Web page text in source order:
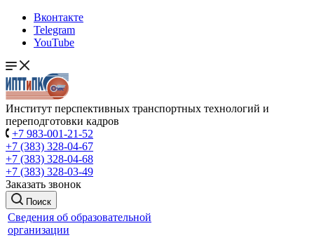
Вконтакте
Telegram
YouTube
Институт перспективных транспортных технологий и
переподготовки кадров
+7 983-001-21-52
+7 (383) 328-04-67
+7 (383) 328-04-68
+7 (383) 328-03-49
Заказать звонок
Поиск
Сведения об образовательной
организации